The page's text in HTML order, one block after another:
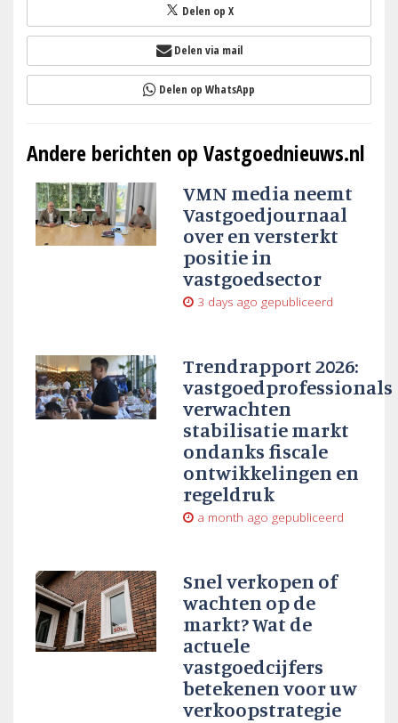
Delen op X
Delen via mail
Delen op WhatsApp
Andere berichten op Vastgoednieuws.nl
VMN media neemt
Vastgoedjournaal
over en versterkt
positie in
vastgoedsector
3 days ago gepubliceerd
Trendrapport 2026:
vastgoedprofessionals
verwachten
stabilisatie markt
ondanks fiscale
ontwikkelingen en
regeldruk
a month ago gepubliceerd
Snel verkopen of
wachten op de
markt? Wat de
actuele
vastgoedcijfers
betekenen voor uw
verkoopstrategie